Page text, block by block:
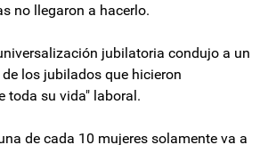
no llegaron a hacerlo.
jubilatoria condujo a un
los jubilados que hicieron
toda su vida" laboral.
de cada 10 mujeres solamente va a